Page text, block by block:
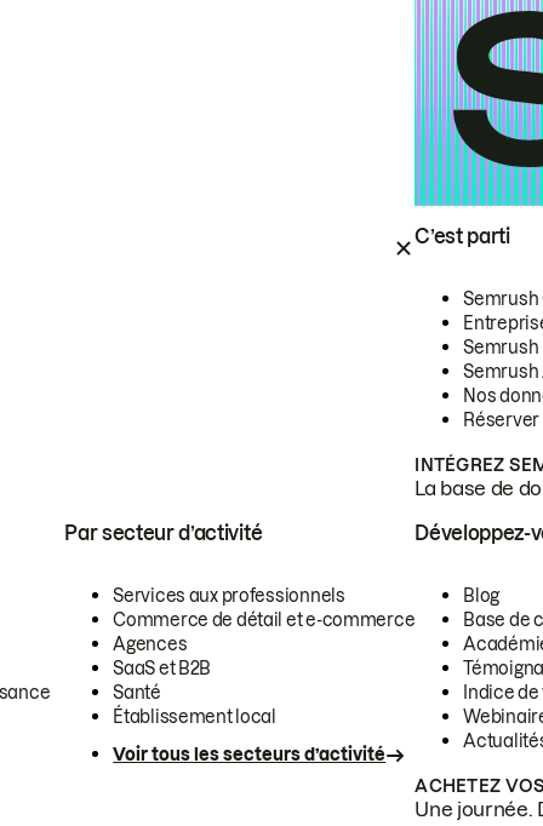
C’est parti
Semrush
Semrush
Semrush
Nos
INTÉGREZ
La base de
Par secteur d’activité
Services aux professionnels
Commerce de détail et e-commerce
Agences
SaaS et B2B
Santé
Établissement local
Voir tous les secteurs d’activité
Développez-
Blog
Base de
Indice
ACHETEZ
Une journée.